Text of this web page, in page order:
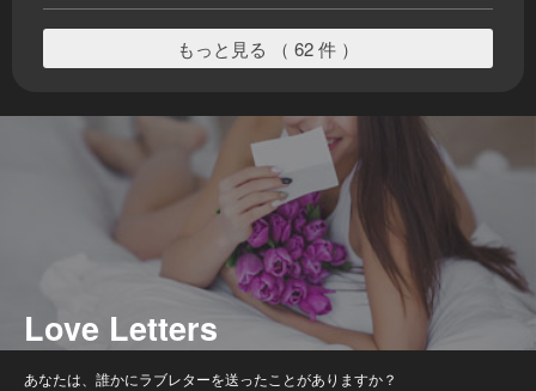
もっと見る （ 62 件 ）
Love Letters
あなたは、誰かにラブレターを送ったことがありますか？